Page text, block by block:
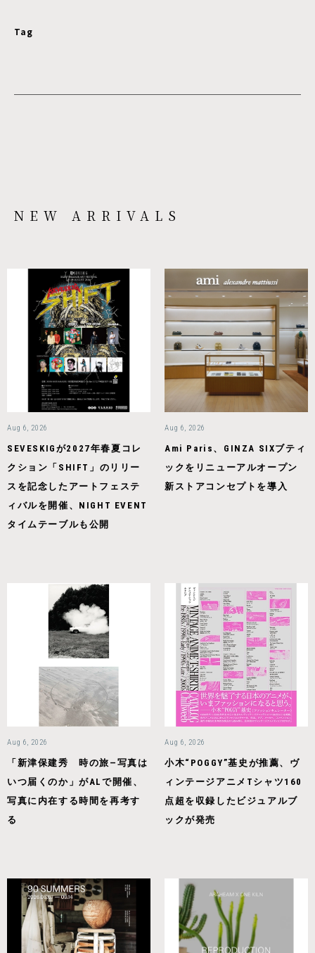
Tag
NEW ARRIVALS
Aug 6, 2026
SEVESKIGが2027年春夏コレ
クション「SHIFT」のリリー
スを記念したアートフェステ
ィバルを開催、NIGHT EVENT
タイムテーブルも公開
Aug 6, 2026
Ami Paris、GINZA SIXブティ
ックをリニューアルオープン
新ストアコンセプトを導入
Aug 6, 2026
「新津保建秀 時の旅—写真は
いつ届くのか」がALで開催、
写真に内在する時間を再考す
る
Aug 6, 2026
小木“POGGY”基史が推薦、ヴ
ィンテージアニメTシャツ160
点超を収録したビジュアルブ
ックが発売